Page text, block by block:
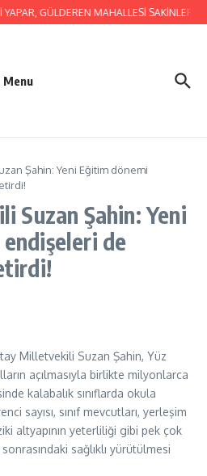
GÜLDEREN MAHALLESİ SAKİNLERİNİ
Menu
Şahin: Yeni Eğitim dönemi
Suzan Şahin: Yeni
de
Milletvekili Suzan Şahin, Yüz
açılmasıyla birlikte milyonlarca
kalabalık sınıflarda okula
sayısı, sınıf mevcutları, yerleşim
altyapının yeterliliği gibi pek çok
sağlıklı yürütülmesi